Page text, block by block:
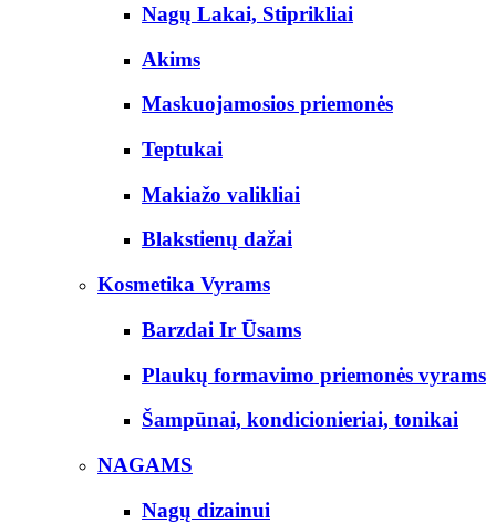
Nagų Lakai, Stiprikliai
Akims
Maskuojamosios priemonės
Teptukai
Makiažo valikliai
Blakstienų dažai
Kosmetika Vyrams
Barzdai Ir Ūsams
Plaukų formavimo priemonės vyrams
Šampūnai, kondicionieriai, tonikai
NAGAMS
Nagų dizainui